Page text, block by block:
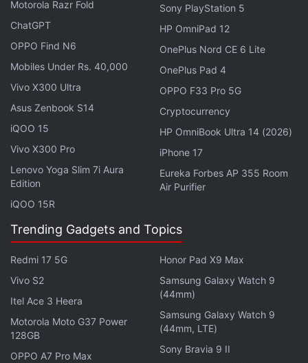
Motorola Razr Fold
ChatGPT
OPPO Find N6
Mobiles Under Rs. 40,000
Vivo X300 Ultra
Asus Zenbook S14
iQOO 15
Vivo X300 Pro
Lenovo Yoga Slim 7i Aura
Edition
iQOO 15R
Sony PlayStation 5
HP OmniPad 12
OnePlus Nord CE 6 Lite
OnePlus Pad 4
OPPO F33 Pro 5G
Cryptocurrency
HP OmniBook Ultra 14 (2026)
iPhone 17
Eureka Forbes AP 355 Room
Air Purifier
Trending Gadgets and Topics
Redmi 17 5G
Vivo S2
Itel Ace 3 Heera
Motorola Moto G37 Power
128GB
OPPO A7 Pro Max
Honor Pad X9 Max
Samsung Galaxy Watch 9
(44mm)
Samsung Galaxy Watch 9
(44mm, LTE)
Sony Bravia 9 II